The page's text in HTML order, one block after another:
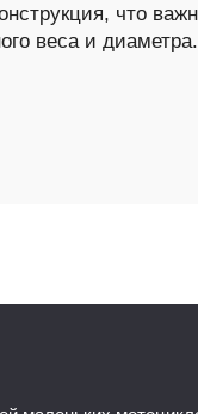
что
веса и диаметра.